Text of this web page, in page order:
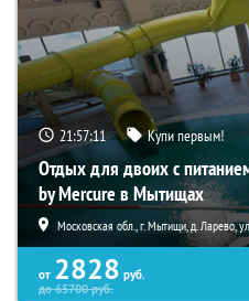
21:57:10 Купи первым!
Отдых для двоих с
by Mercure в Мытищах
Московская обл., г. Мытищи, д. Ларево,
от 2828 руб.
до65700руб.